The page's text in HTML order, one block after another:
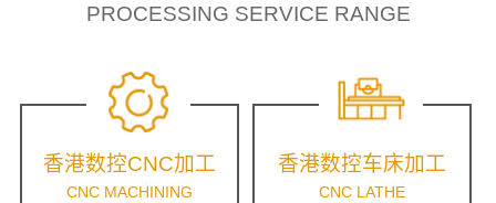
PROCESSING SERVICE RANGE
香港数控CNC加工
CNC MACHINING
香港数控车床加工
CNC LATHE